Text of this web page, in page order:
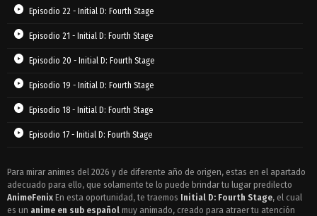
Episodio 22 - Initial D: Fourth Stage
Episodio 21 - Initial D: Fourth Stage
Episodio 20 - Initial D: Fourth Stage
Episodio 19 - Initial D: Fourth Stage
Episodio 18 - Initial D: Fourth Stage
Episodio 17 - Initial D: Fourth Stage
Episodio 15 - Initial D: Fourth Stage
Episodio 14 - Initial D: Fourth Stage
Para mirar animes del 2026 y de diferente año de origen, estas en el apartado
adecuado para ello, que solamente te lo puede brindar tu lugar predilecto
AnimeFenix En esta oportunidad, te traemos Initial D: Fourth Stage, el cual
es un anime en sub español muy animado, creado para atraer tu atención